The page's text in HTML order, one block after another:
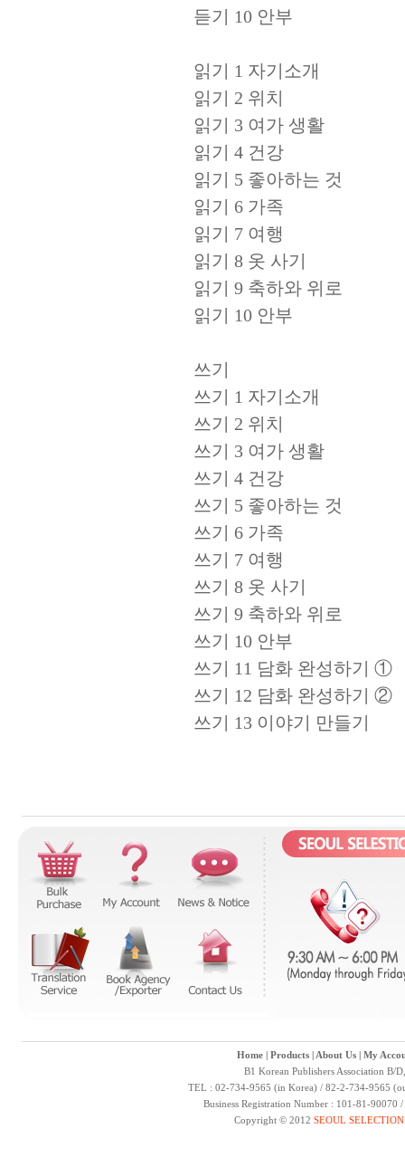
듣기 10 안부
읽기 1 자기소개
읽기 2 위치
읽기 3 여가 생활
읽기 4 건강
읽기 5 좋아하는 것
읽기 6 가족
읽기 7 여행
읽기 8 옷 사기
읽기 9 축하와 위로
읽기 10 안부
쓰기
쓰기 1 자기소개
쓰기 2 위치
쓰기 3 여가 생활
쓰기 4 건강
쓰기 5 좋아하는 것
쓰기 6 가족
쓰기 7 여행
쓰기 8 옷 사기
쓰기 9 축하와 위로
쓰기 10 안부
쓰기 11 담화 완성하기 ①
쓰기 12 담화 완성하기 ②
쓰기 13 이야기 만들기
Home| Products| About Us| My
B1 Korean Publishers Association B/
TEL : 02-734-9565 (in Korea) / 82-2-734-9565
Business Registration Number : 101-81-
Copyright © 2012 SEOUL SELECTION